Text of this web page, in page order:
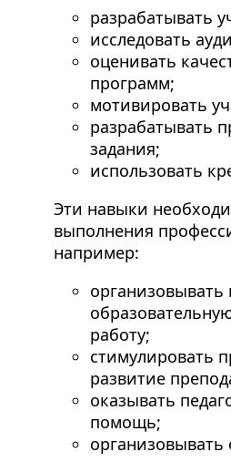
разрабатывать
исследовать
оценивать
программ;
мотивировать
разрабатывать
задания;
использовать
Эти навыки
выполнения
например:
организовывать
работу;
стимулировать
развитие
оказывать
помощь;